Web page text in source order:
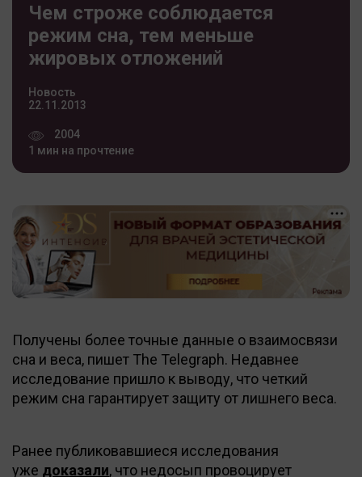
Чем строже соблюдается
режим сна, тем меньше
жировых отложений
Новость
22.11.2013
2004
1 мин на прочтение
Получены более точные данные о взаимосвязи
сна и веса, пишет The Telegraph. Недавнее
исследование пришло к выводу, что четкий
режим сна гарантирует защиту от лишнего веса.
Ранее публиковавшиеся исследования
уже доказали, что недосып провоцирует